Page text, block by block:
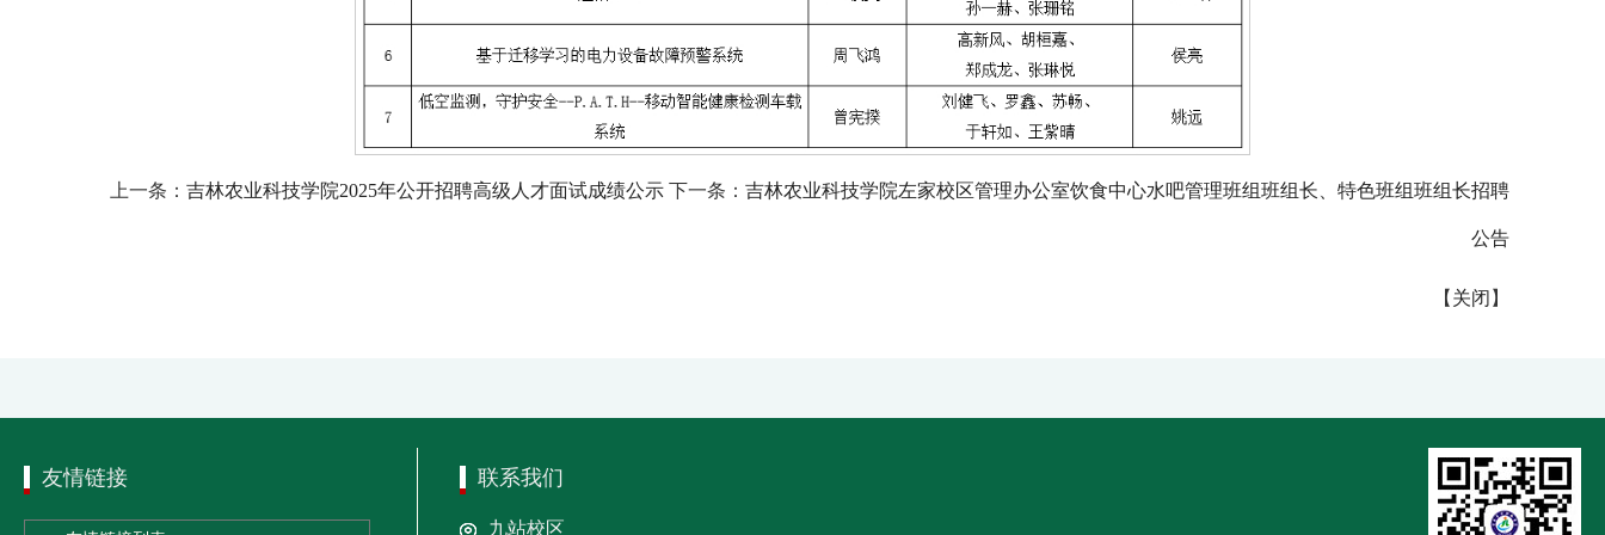
上一条： 吉林农业科技学院2025年公开招聘高级人才面试成绩公示 下一条： 吉林农业科技学院左家校区管理办公室饮食中心水吧管理班组班组长、特色班组班组长招聘
公告
【 关闭 】
友情链接 联系我们
九站校区